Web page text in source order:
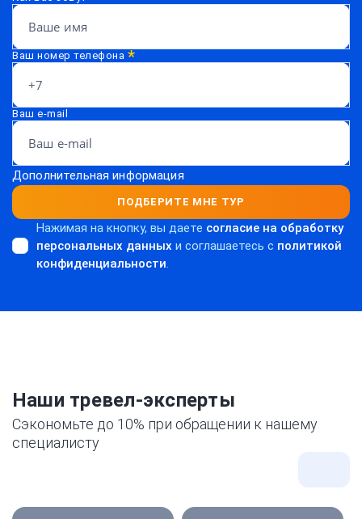
Ваш номер телефона *
Ваш e-mail
Дополнительная информация
ПОДБЕРИТЕ МНЕ ТУР
Нажимая на кнопку, вы даете согласие на обработку
персональных данных и соглашаетесь c политикой
конфиденциальности.
Наши тревел-эксперты
Сэкономьте до 10% при обращении к нашему
специалисту